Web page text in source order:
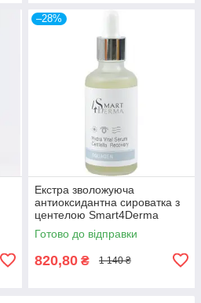
–28%
Екстра зволожуюча
антиоксидантна сироватка з
центелою Smart4Derma
Aquagen HYDRA VITAL
SERUM CENTELLA
Готово до відправки
820,80 ₴ 1 140 ₴